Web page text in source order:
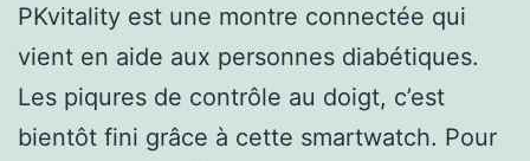
PKvitality est une montre connectée qui
vient en aide aux personnes diabétiques.
Les piqures de contrôle au doigt, c’est
bientôt fini grâce à cette smartwatch. Pour